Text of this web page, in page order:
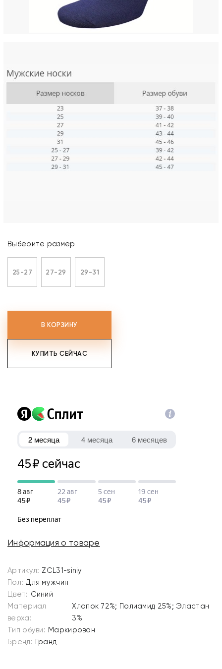
Выберите размер
25-27 27-29 29-31
В КОРЗИНУ
КУПИТЬ СЕЙЧАС
Информация о товаре
Артикул: ZCL31-siniy
Пол: Для мужчин
Цвет: Синий
Материал
верха:
Хлопок 72%; Полиамид 25%; Эластан
3%
Тип обуви: Маркирован
Бренд: Гранд